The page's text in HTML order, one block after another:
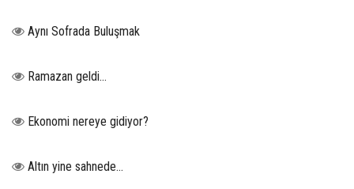
Aynı Sofrada Buluşmak
Ramazan geldi…
Ekonomi nereye gidiyor?
Altın yine sahnede…